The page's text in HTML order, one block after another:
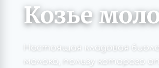
Козье
Настоящая кладовая
молоко, пользу которого